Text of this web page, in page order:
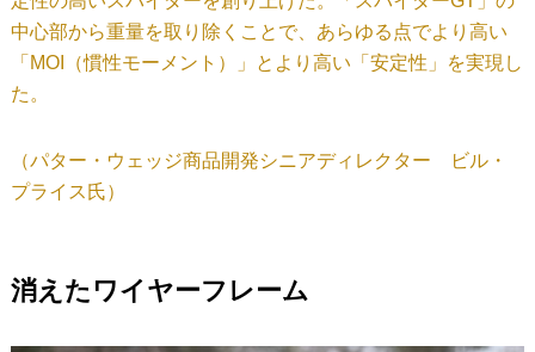
中心部から重量を取り除くことで、あらゆる点でより高い
「MOI（慣性モーメント）」とより高い「安定性」を実現し
た。
（パター・ウェッジ商品開発シニアディレクター ビル・
プライス氏）
消えたワイヤーフレーム